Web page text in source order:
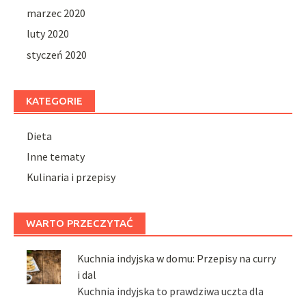
marzec 2020
luty 2020
styczeń 2020
KATEGORIE
Dieta
Inne tematy
Kulinaria i przepisy
WARTO PRZECZYTAĆ
Kuchnia indyjska w domu: Przepisy na curry
i dal
Kuchnia indyjska to prawdziwa uczta dla